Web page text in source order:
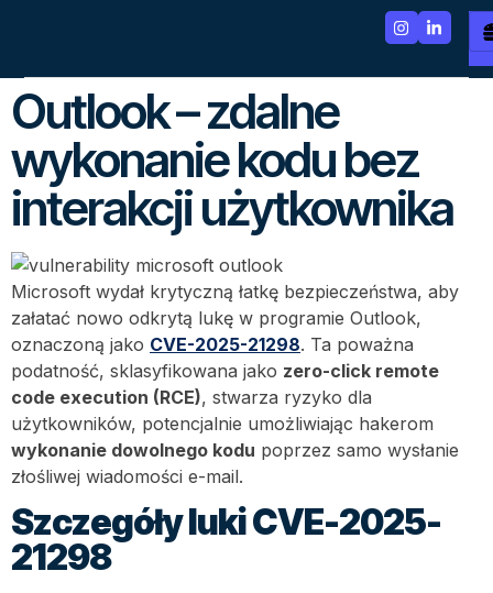
Outlook – zdalne
wykonanie kodu bez
interakcji użytkownika
Microsoft wydał krytyczną łatkę bezpieczeństwa, aby
załatać nowo odkrytą lukę w programie Outlook,
oznaczoną jako CVE-2025-21298. Ta poważna
podatność, sklasyfikowana jako zero-click remote
code execution (RCE), stwarza ryzyko dla
użytkowników, potencjalnie umożliwiając hakerom
wykonanie dowolnego kodu poprzez samo wysłanie
złośliwej wiadomości e-mail.
Szczegóły luki CVE-2025-
21298